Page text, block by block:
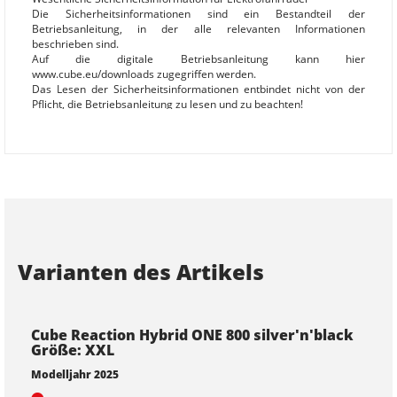
Die Sicherheitsinformationen sind ein Bestandteil der
Betriebsanleitung, in der alle relevanten Informationen
beschrieben sind.
Auf die digitale Betriebsanleitung kann hier
www.cube.eu/downloads zugegriffen werden.
Das Lesen der Sicherheitsinformationen entbindet nicht von der
Pflicht, die Betriebsanleitung zu lesen und zu beachten!
(Elektrofahrrad + Fahrer + Zuladung + ggf. Anhänger)
- Beachten Sie die Herstellervorgaben zum Personen- und
zulässig
- Überprüfen Sie das Elektrofahrrad vor jeder Fahrt auf mögliche
Schäden, insbesondere an Rahmen, Gabel, Lenker/Vorbaueinheit,
Antriebseinheit und Sattelstütze
- Verwenden Sie das Elektrofahrrad nicht bei festgestellten
Varianten des Artikels
Cube Reaction Hybrid ONE 800 silver'n'black
Größe: XXL
Modelljahr 2025